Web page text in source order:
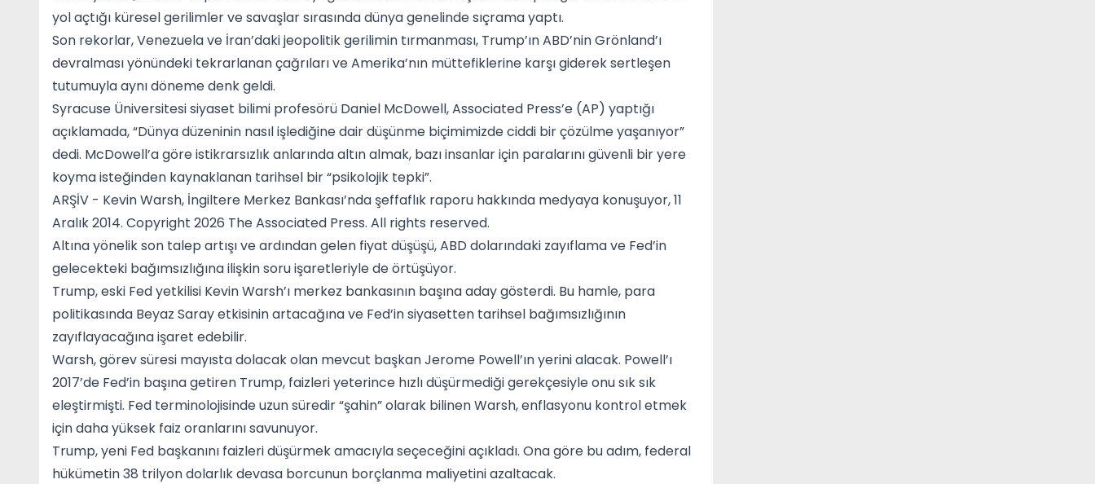
yol açtığı küresel gerilimler ve savaşlar sırasında dünya genelinde sıçrama yaptı.
Son rekorlar, Venezuela ve İran’daki jeopolitik gerilimin tırmanması, Trump’ın ABD’nin Grönland’ı
devralması yönündeki tekrarlanan çağrıları ve Amerika’nın müttefiklerine karşı giderek sertleşen
tutumuyla aynı döneme denk geldi.
Syracuse Üniversitesi siyaset bilimi profesörü Daniel McDowell, Associated Press’e (AP) yaptığı
açıklamada, “Dünya düzeninin nasıl işlediğine dair düşünme biçimimizde ciddi bir çözülme yaşanıyor”
dedi. McDowell’a göre istikrarsızlık anlarında altın almak, bazı insanlar için paralarını güvenli bir yere
koyma isteğinden kaynaklanan tarihsel bir “psikolojik tepki”.
ARŞİV - Kevin Warsh, İngiltere Merkez Bankası’nda şeffaflık raporu hakkında medyaya konuşuyor, 11
Aralık 2014. Copyright 2026 The Associated Press. All rights reserved.
Altına yönelik son talep artışı ve ardından gelen fiyat düşüşü, ABD dolarındaki zayıflama ve Fed’in
gelecekteki bağımsızlığına ilişkin soru işaretleriyle de örtüşüyor.
Trump, eski Fed yetkilisi Kevin Warsh’ı merkez bankasının başına aday gösterdi. Bu hamle, para
politikasında Beyaz Saray etkisinin artacağına ve Fed’in siyasetten tarihsel bağımsızlığının
zayıflayacağına işaret edebilir.
Warsh, görev süresi mayısta dolacak olan mevcut başkan Jerome Powell’ın yerini alacak. Powell’ı
2017’de Fed’in başına getiren Trump, faizleri yeterince hızlı düşürmediği gerekçesiyle onu sık sık
eleştirmişti. Fed terminolojisinde uzun süredir “şahin” olarak bilinen Warsh, enflasyonu kontrol etmek
için daha yüksek faiz oranlarını savunuyor.
Trump, yeni Fed başkanını faizleri düşürmek amacıyla seçeceğini açıkladı. Ona göre bu adım, federal
hükümetin 38 trilyon dolarlık devasa borcunun borçlanma maliyetini azaltacak.